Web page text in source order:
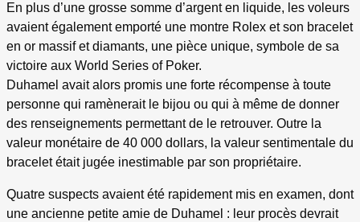
En plus d’une grosse somme d’argent en liquide, les voleurs
avaient également emporté une montre Rolex et son bracelet
en or massif et diamants, une pièce unique, symbole de sa
victoire aux World Series of Poker.
Duhamel avait alors promis une forte récompense à toute
personne qui ramènerait le bijou ou qui à même de donner
des renseignements permettant de le retrouver. Outre la
valeur monétaire de 40 000 dollars, la valeur sentimentale du
bracelet était jugée inestimable par son propriétaire.
Quatre suspects avaient été rapidement mis en examen, dont
une ancienne petite amie de Duhamel : leur procès devrait